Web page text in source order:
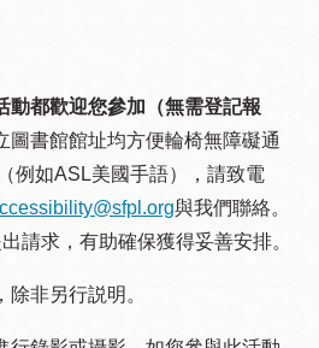
動都歡迎您參加（無需登記報
圖書館館址均方便輪椅無障礙通
例如ASL美國手語），請致電
與我們聯絡。
請求，有助確保獲得妥善安排。
非另行説明。